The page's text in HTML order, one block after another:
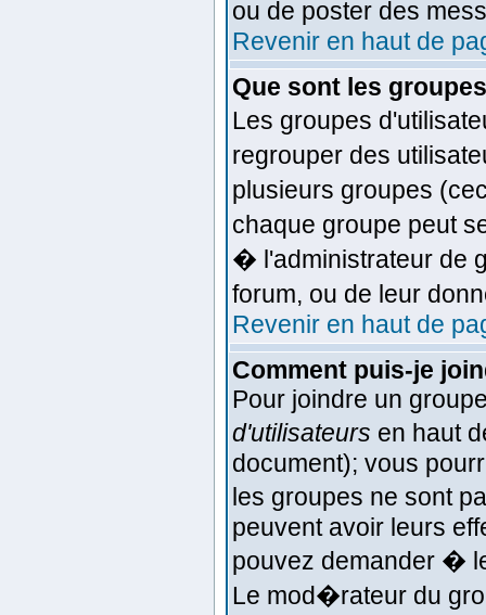
ou de poster des
Revenir en haut de
Que sont les
Les groupes
regrouper des
plusieurs groupes
chaque groupe peut
� l'administrateur de
forum, ou de leur
Revenir en haut de
Comment puis-je
Pour joindre un
d'utilisateurs en haut
document); vous
les groupes ne sont
peuvent avoir leurs
pouvez demander �
Le mod�rateur du